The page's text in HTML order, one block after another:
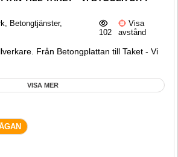
Betongtjänster,
102
Visa
avstånd
Från Betongplattan till Taket - Vi
VISA MER